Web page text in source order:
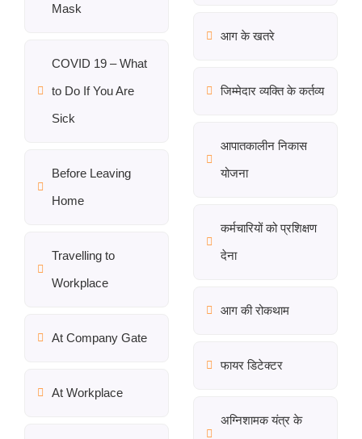
Mask
COVID 19 – What
to Do If You Are
Sick
Before Leaving
Home
Travelling to
Workplace
At Company Gate
At Workplace
आग के खतरे
जिम्मेदार व्यक्ति के कर्तव्य
आपातकालीन निकास
योजना
कर्मचारियों को प्रशिक्षण
देना
आग की रोकथाम
फायर डिटेक्टर
अग्निशामक यंत्र के